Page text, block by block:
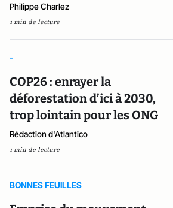
Philippe Charlez
1 min de lecture
-
COP26 : enrayer la
déforestation d’ici à 2030,
trop lointain pour les ONG
Rédaction d'Atlantico
1 min de lecture
BONNES FEUILLES